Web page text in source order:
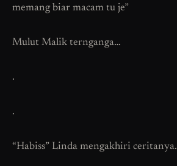
memang biar macam tu je”
Mulut Malik ternganga…
.
.
“Habiss” Linda mengakhiri ceritanya.